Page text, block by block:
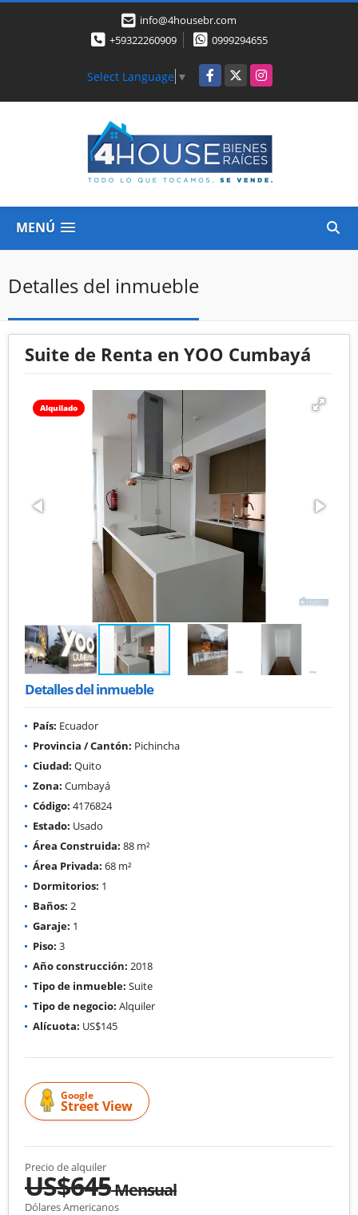
info@4housebr.com
+59322260909
0999294655
Select Language ▼ Facebook
X Instagram
MENÚ
Detalles del inmueble
Suite de Renta en YOO Cumbayá
Alquilado
Detalles del inmueble
País: Ecuador
Provincia / Cantón: Pichincha
Ciudad: Quito
Zona: Cumbayá
Código: 4176824
Estado: Usado
Área Construida: 88 m²
Área Privada: 68 m²
Dormitorios: 1
Baños: 2
Garaje: 1
Piso: 3
Año construcción: 2018
Tipo de inmueble: Suite
Tipo de negocio: Alquiler
Alícuota: US$145
Google
Street View
Precio de alquiler
US$645Mensual
Dólares Americanos